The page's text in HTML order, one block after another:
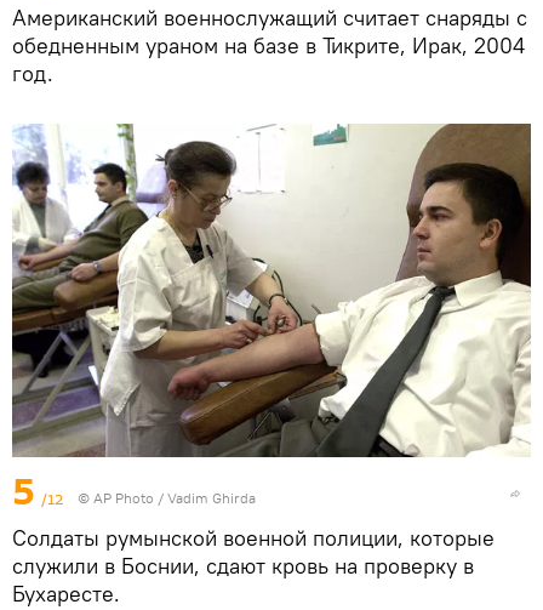
Американский военнослужащий считает снаряды с
обедненным ураном на базе в Тикрите, Ирак, 2004
год.
5 /12 © AP Photo / Vadim Ghirda
Солдаты румынской военной полиции, которые
служили в Боснии, сдают кровь на проверку в
Бухаресте.